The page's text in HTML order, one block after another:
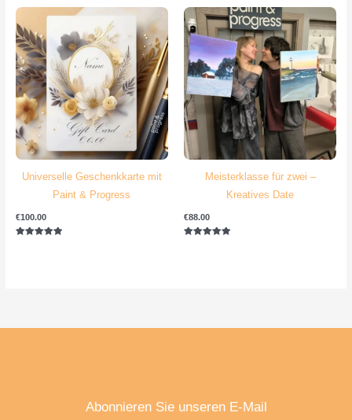
Universelle Geschenkkarte mit
Paint & Progress
€100.00
Meisterklasse für zwei –
Kreatives Date
€88.00
Abonnieren Sie unseren E-Mail